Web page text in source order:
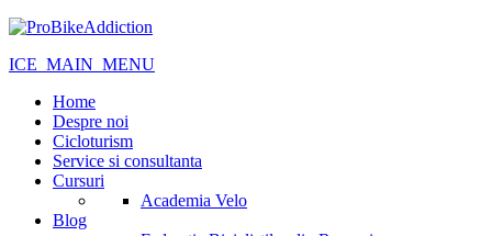
ICE_MAIN_MENU
Home
Despre noi
Cicloturism
Service si consultanta
Cursuri
Academia Velo
Blog